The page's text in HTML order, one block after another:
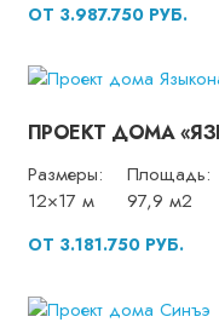
ОТ 3.987.750 РУБ.
ПРОЕКТ ДОМА
Размеры:
12×17 м
Площадь:
97,9 м2
ОТ 3.181.750 РУБ.